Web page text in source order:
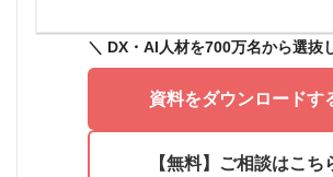
＼ DX・AI人材を700万名から選抜
資料をダウンロードす
【無料】ご相談はこち